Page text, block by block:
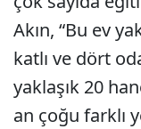
Akın, “Bu ev
katlı ve dört
yaklaşık 20
an çoğu farklı